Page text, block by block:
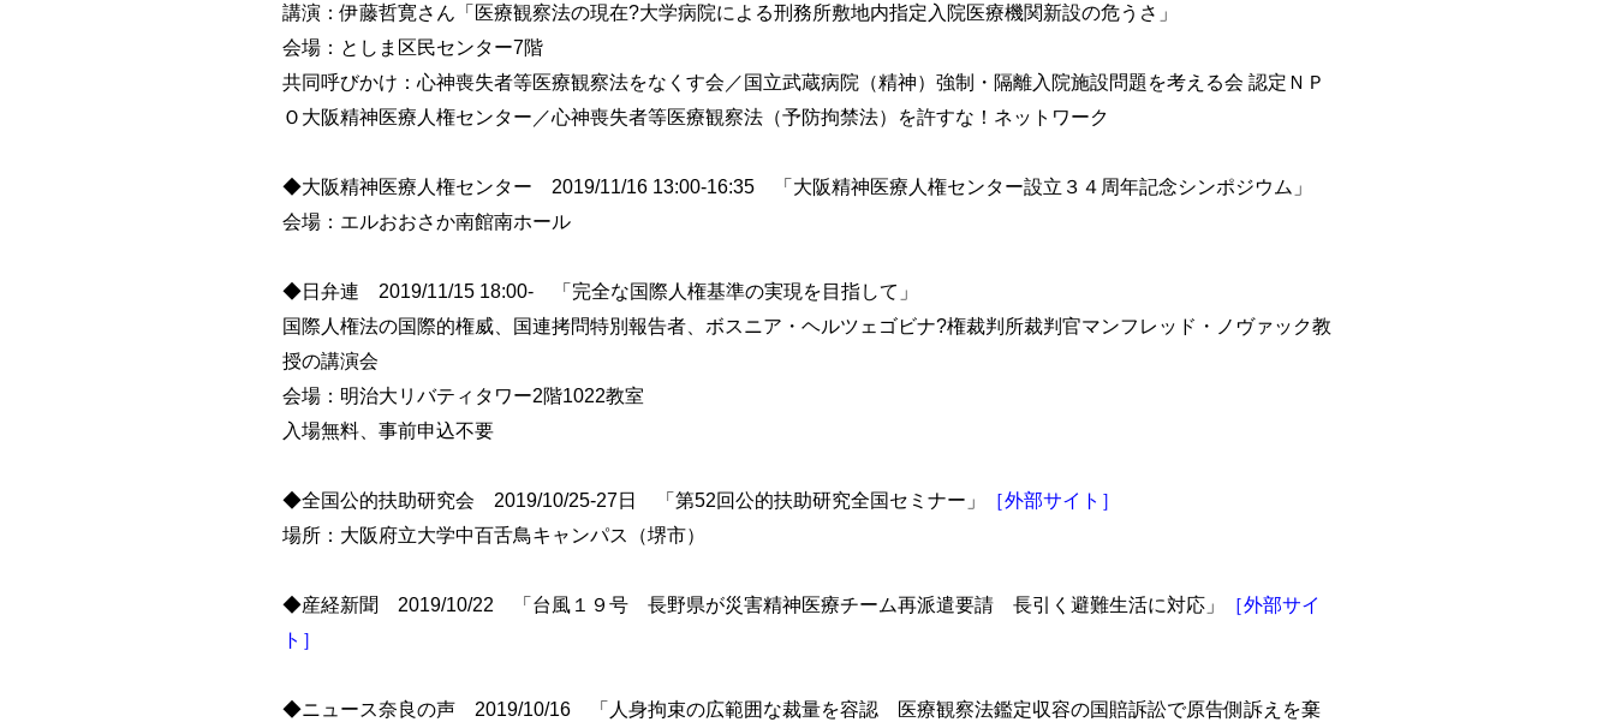
講演：伊藤哲寛さん「医療観察法の現在?大学病院による刑務所敷地内指定入院医療機関新設の危うさ」
会場：としま区民センター7階
共同呼びかけ：心神喪失者等医療観察法をなくす会／国立武蔵病院（精神）強制・隔離入院施設問題を考える会 認定ＮＰ
Ｏ大阪精神医療人権センター／心神喪失者等医療観察法（予防拘禁法）を許すな！ネットワーク
◆大阪精神医療人権センター 2019/11/16 13:00-16:35 「大阪精神医療人権センター設立３４周年記念シンポジウム」
会場：エルおおさか南館南ホール
◆日弁連 2019/11/15 18:00- 「完全な国際人権基準の実現を目指して」
国際人権法の国際的権威、国連拷問特別報告者、ボスニア・ヘルツェゴビナ?権裁判所裁判官マンフレッド・ノヴァック教
授の講演会
会場：明治大リバティタワー2階1022教室
入場無料、事前申込不要
◆全国公的扶助研究会 2019/10/25-27日 「第52回公的扶助研究全国セミナー」
［外部サイト］
場所：大阪府立大学中百舌鳥キャンパス（堺市）
◆産経新聞 2019/10/22 「台風１９号 長野県が災害精神医療チーム再派遣要請 長引く避難生活に対応」
［外部サイ
ト］
◆ニュース奈良の声 2019/10/16 「人身拘束の広範囲な裁量を容認 医療観察法鑑定収容の国賠訴訟で原告側訴えを棄